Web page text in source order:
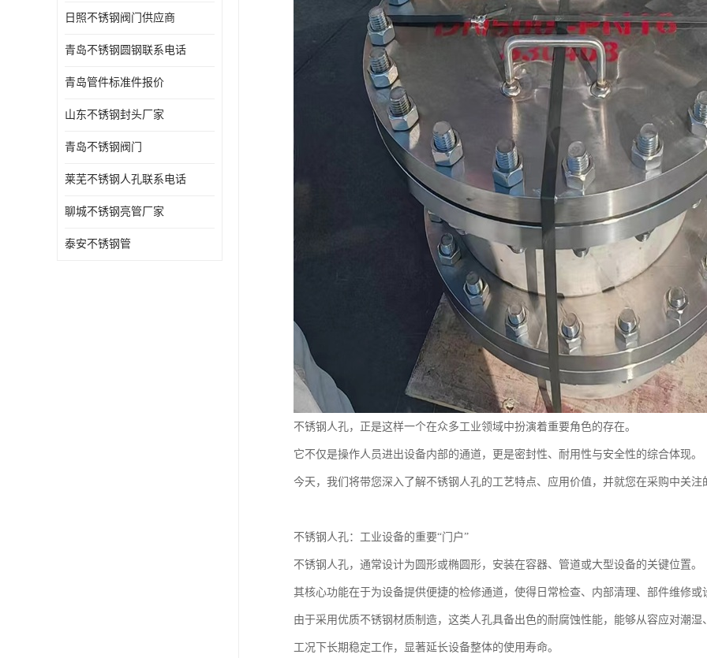
日照不锈钢阀门供应商
青岛不锈钢圆钢联系电话
青岛管件标准件报价
山东不锈钢封头厂家
青岛不锈钢阀门
莱芜不锈钢人孔联系电话
聊城不锈钢亮管厂家
泰安不锈钢管
不锈钢人孔，正是这样一个在众多工业领域中扮演着重要角色的存在。
它不仅是操作人员进出设备内部的通道，更是密封性、耐用性与安全性的综合体现。
今天，我们将带您深入了解不锈钢人孔的工艺特点、应用价值，并就您在采购中关
不锈钢人孔：工业设备的重要“门户”
不锈钢人孔，通常设计为圆形或椭圆形，安装在容器、管道或大型设备的关键位置。
其核心功能在于为设备提供便捷的检修通道，使得日常检查、内部清理、部件维修或
由于采用优质不锈钢材质制造，这类人孔具备出色的耐腐蚀性能，能够从容应对潮
工况下长期稳定工作，显著延长设备整体的使用寿命。